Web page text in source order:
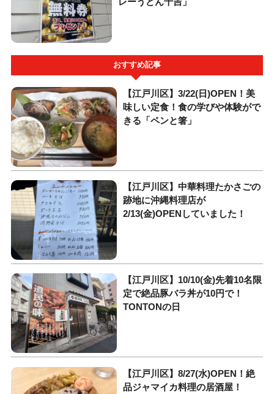
おすすめ記事
【江戸川区】3/22(日)OPEN！美
味しい定食！食の学びや体験がで
きる「ペンと箸」
【江戸川区】中華料理たかさごの
跡地に沖縄料理店が
2/13(金)OPENしていました！
【江戸川区】10/10(金)先着10名限
定で絶品豚バラ丼が10円で！
TONTONの日
【江戸川区】8/27(水)OPEN！絶
品ジャマイカ料理の居酒屋！